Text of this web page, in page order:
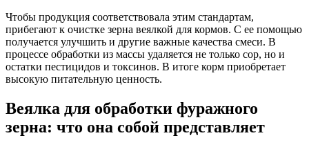
Чтобы продукция соответствовала этим стандартам,
прибегают к очистке зерна веялкой для кормов. С ее помощью
получается улучшить и другие важные качества смеси. В
процессе обработки из массы удаляется не только сор, но и
остатки пестицидов и токсинов. В итоге корм приобретает
высокую питательную ценность.
Веялка для обработки фуражного
зерна: что она собой представляет